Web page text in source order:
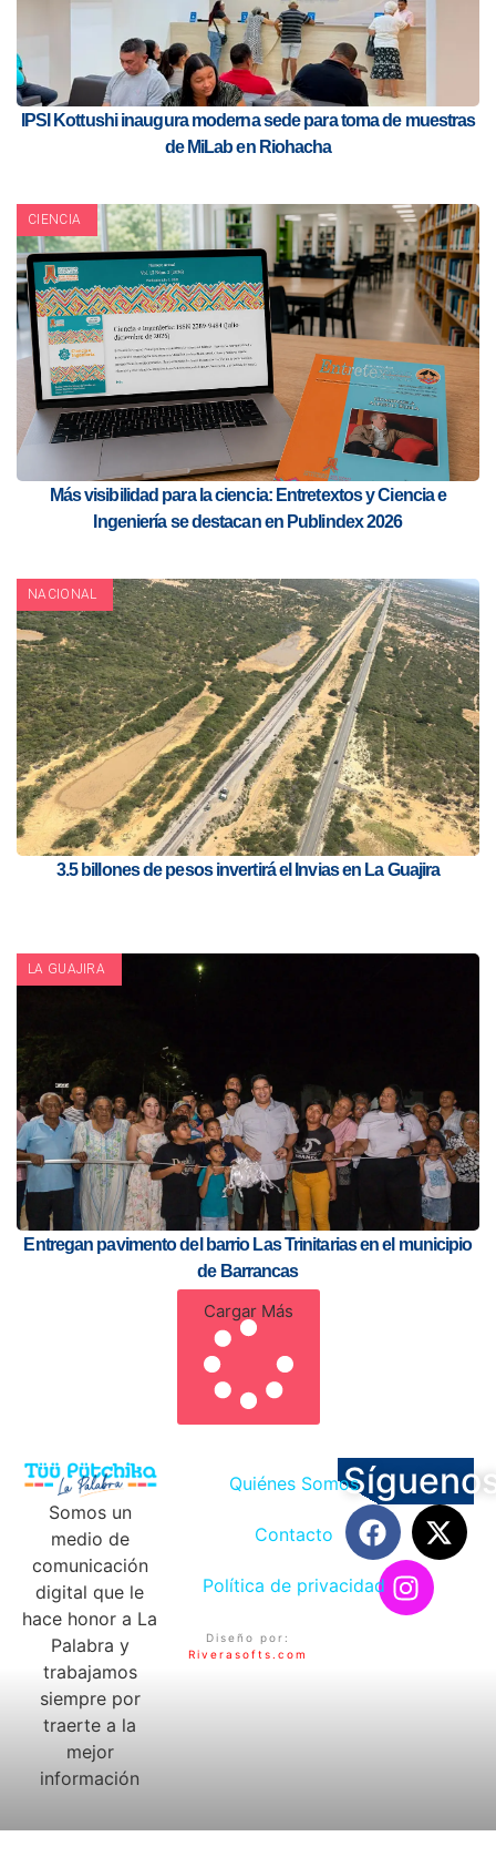
IPSI Kottushi inaugura moderna sede para toma de muestras
de MiLab en Riohacha
CIENCIA
Más visibilidad para la ciencia: Entretextos y Ciencia e
Ingeniería se destacan en Publindex 2026
NACIONAL
3.5 billones de pesos invertirá el Invias en La Guajira
LA GUAJIRA
Entregan pavimento del barrio Las Trinitarias en el municipio
de Barrancas
Cargar Más
Somos un
medio de
comunicación
digital que le
hace honor a La
Palabra y
trabajamos
siempre por
traerte a la
mejor
información
Quiénes Somos
Contacto
Política de privacidad
Diseño por:
Riverasofts.com